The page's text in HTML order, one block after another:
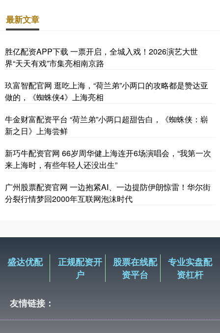
最新文章
胜亿配资APP下载 一票开启，全城入戏！2026演艺大世
界“天天有戏”市集亮相南京路
玖富智配官网 逛吃上海，“荷兰弟”小两口的攻略都是赞达亚
做的，《蜘蛛侠4》上海亮相
牛金财富配资平台 “荷兰弟”小两口超甜告白，《蜘蛛侠：崭
新之日》上海尝鲜
新巧牛配资官网 66岁周华健上海连开6场演唱会，“我第一次
来上海时，有些年轻人还没出生”
广州股票配资官网 一边抱紧AI、一边提防伊朗惊雷！华尔街
分裂行情梦回2000年互联网泡沫时代
盛达优配
正规配资开
户
股票在线配
资平台
专业实盘配
资杠杆
友情链接：